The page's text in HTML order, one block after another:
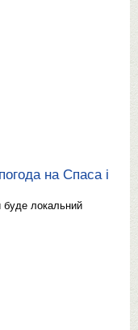
на Спаса і
буде локальний